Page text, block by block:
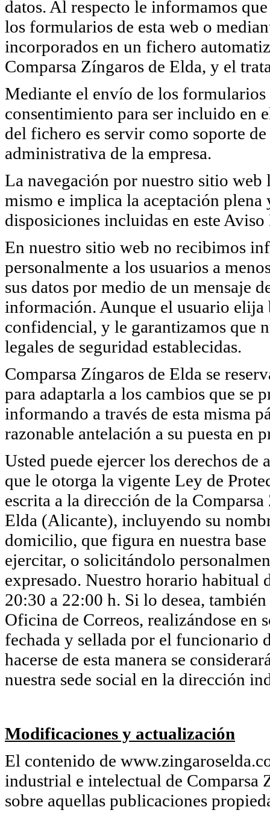
datos. Al respecto le informamos
los formularios de esta web o
incorporados en un fichero
Comparsa Zíngaros de Elda, y el
Mediante el envío de los formularios
consentimiento para ser incluido en
del fichero es servir como soporte
administrativa de la empresa.
La navegación por nuestro sitio
mismo e implica la aceptación plena
disposiciones incluidas en este
En nuestro sitio web no recibimos
personalmente a los usuarios a
sus datos por medio de un mensaje
información. Aunque el usuario
confidencial, y le garantizamos que
legales de seguridad establecidas.
Comparsa Zíngaros de Elda se
para adaptarla a los cambios que se
informando a través de esta misma
razonable antelación a su puesta en
Usted puede ejercer los derechos
que le otorga la vigente Ley de
escrita a la dirección de la
Elda (Alicante), incluyendo su
domicilio, que figura en nuestra
ejercitar, o solicitándolo
expresado. Nuestro horario habitual
20:30 a 22:00 h. Si lo desea,
Oficina de Correos, realizándose en
fechada y sellada por el funcionario
hacerse de esta manera se
nuestra sede social en la dirección
Modificaciones y actualización
El contenido de
industrial e intelectual de Comparsa
sobre aquellas publicaciones